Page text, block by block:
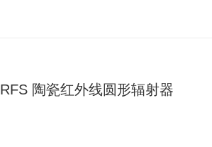
RFS 陶瓷红外线圆形辐射器